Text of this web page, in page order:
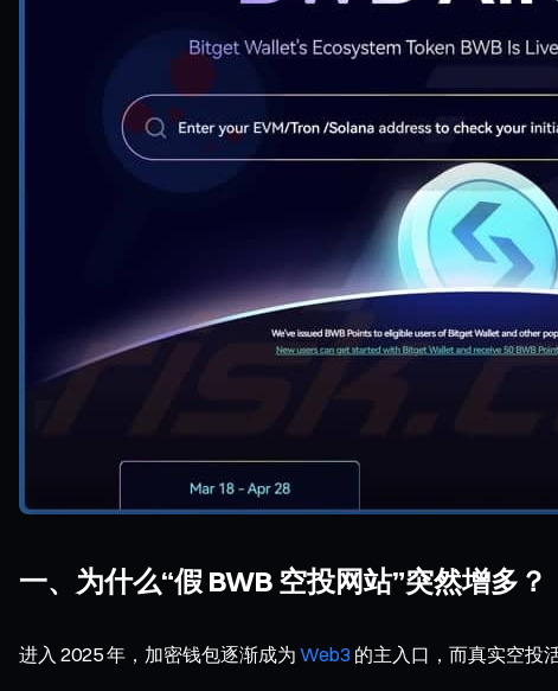
一、为什么“假 BWB 空投网站”突然增多？
进入 2025 年，加密钱包逐渐成为 Web3 的主入口，而真实空投